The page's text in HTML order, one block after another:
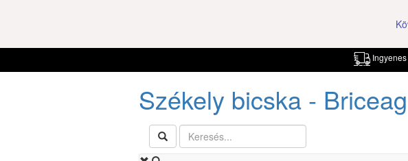
Ingyenes
Székely bicska -